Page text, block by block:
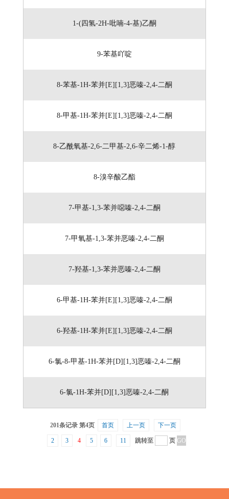
1-(四氢-2H-吡喃-4-基)乙酮
9-苯基吖啶
8-苯基-1H-苯并[E][1,3]恶嗪-2,4-二酮
8-甲基-1H-苯并[E][1,3]恶嗪-2,4-二酮
8-乙酰氧基-2,6-二甲基-2,6-辛二烯-1-醇
8-溴辛酸乙酯
7-甲基-1,3-苯并噁嗪-2,4-二酮
7-甲氧基-1,3-苯并恶嗪-2,4-二酮
7-羟基-1,3-苯并恶嗪-2,4-二酮
6-甲基-1H-苯并[E][1,3]恶嗪-2,4-二酮
6-羟基-1H-苯并[E][1,3]恶嗪-2,4-二酮
6-氯-8-甲基-1H-苯并[D][1,3]恶嗪-2,4-二酮
6-氯-1H-苯并[D][1,3]恶嗪-2,4-二酮
201条记录 第4页 首页 上一页 下一页
2 3 4 5 6 11 跳转至 页